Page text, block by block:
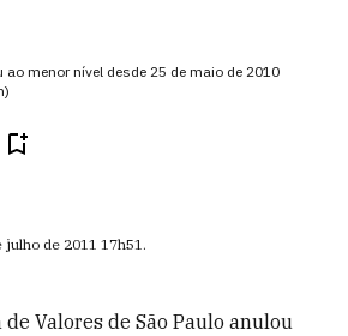
ao menor nível desde 25 de maio de 2010
julho de 2011 17h51.
de Valores de São Paulo anulou